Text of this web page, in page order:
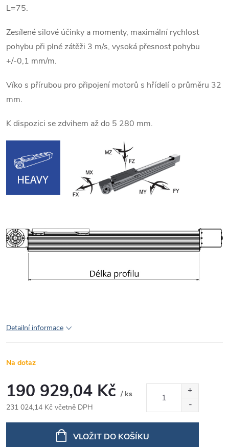
L=75.
Zesílené silové účinky a momenty, maximální rychlost
pohybu při plné zátěži 3 m/s, vysoká přesnost pohybu
+/-0,1 mm/m.
Víko s přírubou pro připojení motorů s hřídelí o průměru 32
mm.
K dispozici se zdvihem až do 5 280 mm.
Detailní informace
Na dotaz
190 929,04 Kč / ks
231 024,14 Kč včetně DPH
VLOŽIT DO KOŠÍKU